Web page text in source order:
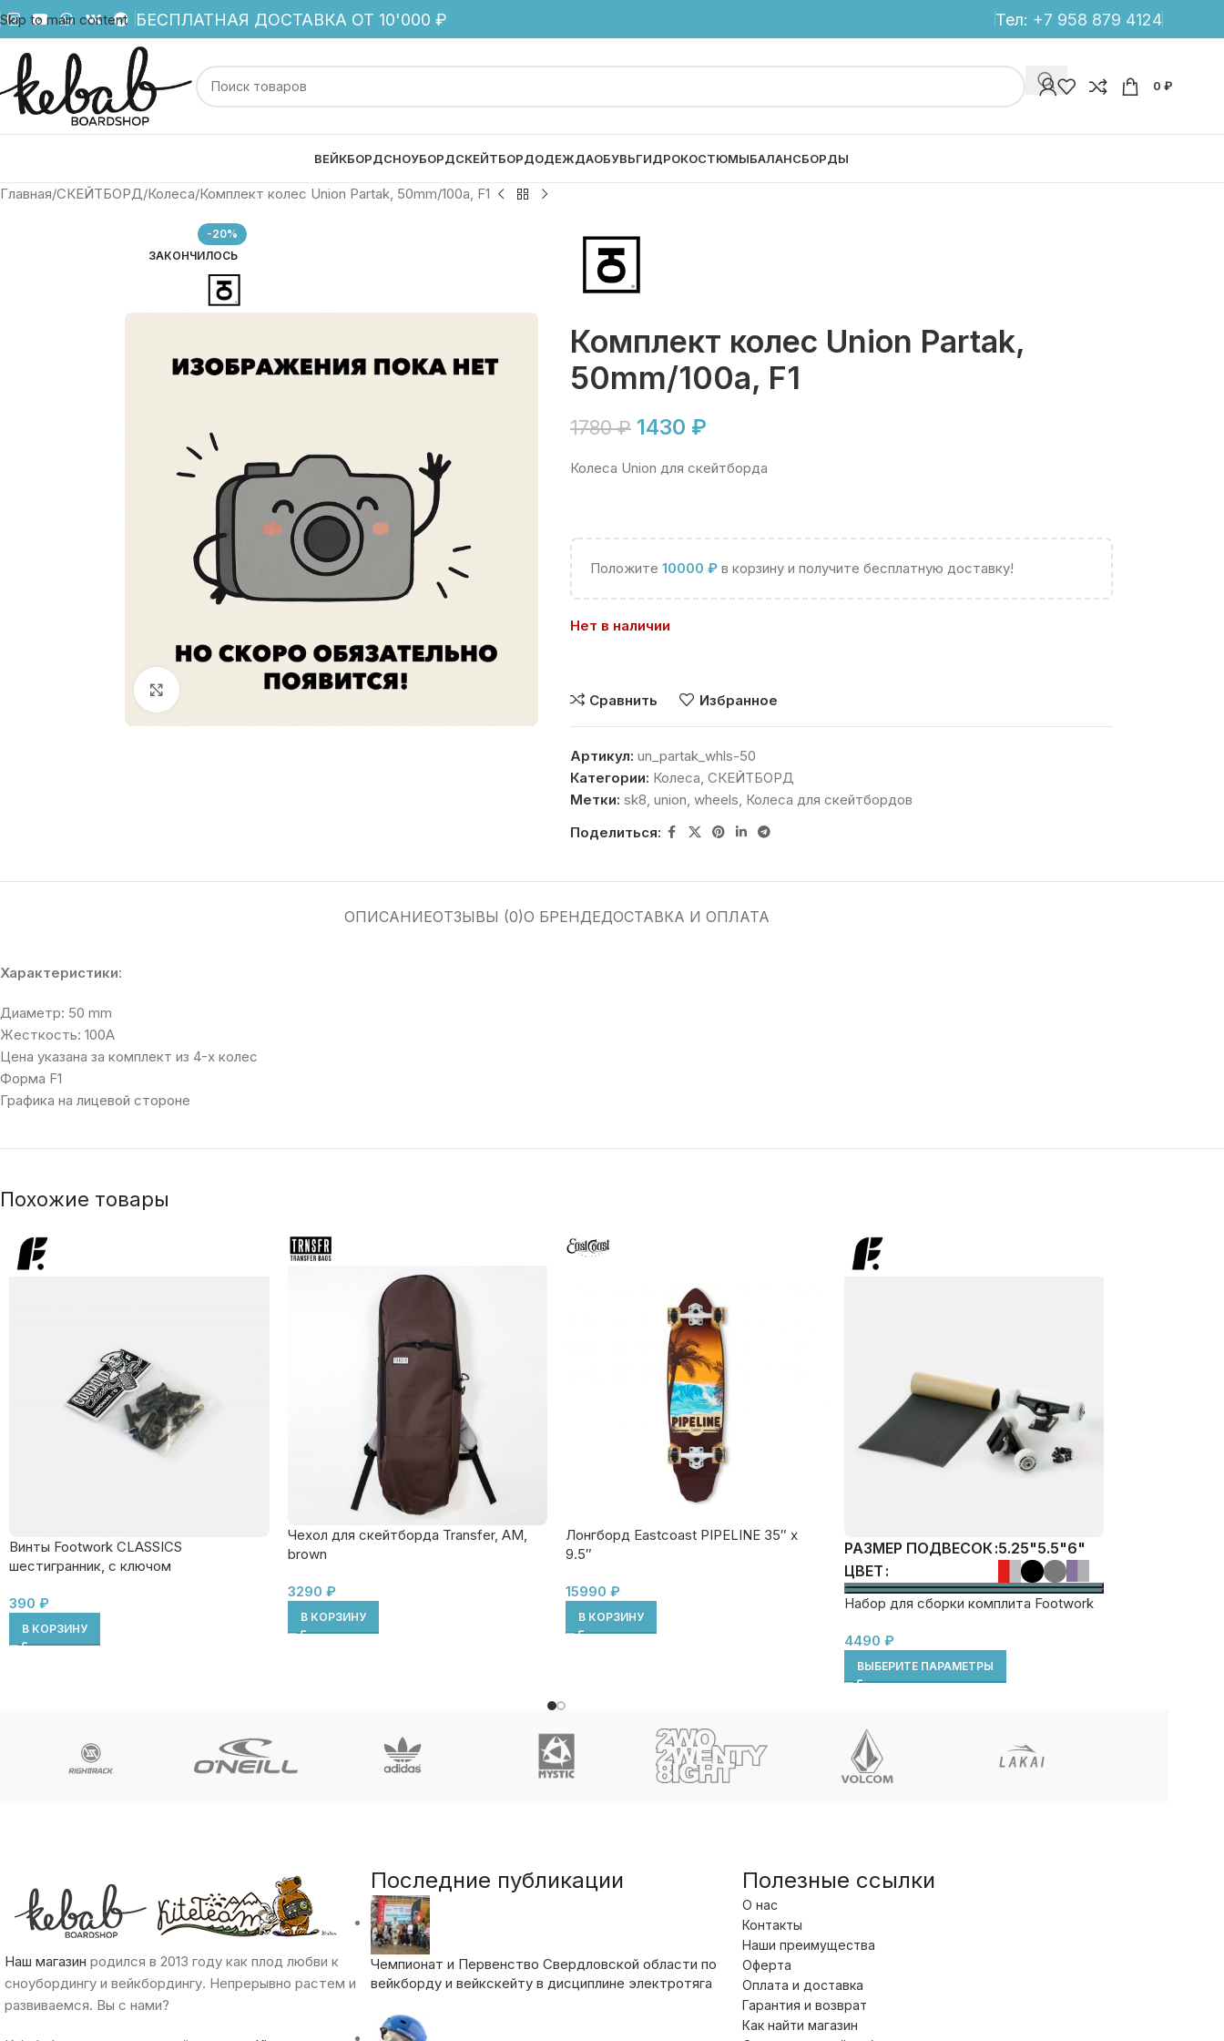
Skip to main content БЕСПЛАТНАЯ ДОСТАВКА ОТ 10'000 ₽ Тел: +7 958 879 4124
0 ₽
ВЕЙКБОРДСНОУБОРДСКЕЙТБОРДОДЕЖДАОБУВЬГИДРОКОСТЮМЫБАЛАНСБОРДЫ
Главная СКЕЙТБОРД Колеса Комплект колес Union Partak, 50mm/100a, F1
-20%
ЗАКОНЧИЛОСЬ
Комплект колес Union Partak,
50mm/100a, F1
1780₽ 1430 ₽
Колеса Union для скейтборда
Положите 10000 ₽в корзину и получите бесплатную доставку!
Нет в наличии
Сравнить Избранное
Артикул: un_partak_whls-50
Категории: Колеса, СКЕЙТБОРД
Метки: sk8, union, wheels, Колеса для скейтбордов
Поделиться:
ОПИСАНИЕОТЗЫВЫ (0)О БРЕНДЕДОСТАВКА И ОПЛАТА
Характеристики:
Диаметр: 50 mm
Жесткость: 100A
Цена указана за комплект из 4-х колес
Форма F1
Графика на лицевой стороне
Похожие товары
Винты Footwork CLASSICS
шестигранник, с ключом
390 ₽
В КОРЗИНУ
Чехол для скейтборда Transfer, AM,
brown
3290 ₽
В КОРЗИНУ
Лонгборд Eastcoast PIPELINE 35″ x
9.5″
15990 ₽
В КОРЗИНУ
РАЗМЕР ПОДВЕСОК 5.25"5.5"6"
ЦВЕТ
Набор для сборки комплита Footwork
4490 ₽
ВЫБЕРИТЕ ПАРАМЕТРЫ
Наш магазин родился в 2013 году как плод любви к
сноубордингу и вейкбордингу. Непрерывно растем и
развиваемся. Вы с нами?
Последние публикации
Чемпионат и Первенство Свердловской области по
вейкборду и вейкскейту в дисциплине электротяга
Полезные ссылки
О нас
Контакты
Наши преимущества
Оферта
Оплата и доставка
Гарантия и возврат
Как найти магазин